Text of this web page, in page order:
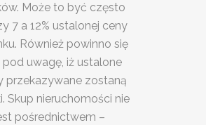
Może to być często
7 a 12% ustalonej ceny
Również powinno się
pod uwagę, iż ustalone
przekazywane zostaną
Skup nieruchomości nie
pośrednictwem –